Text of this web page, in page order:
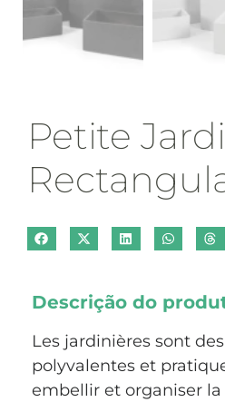
Petite
Descrição do
Les jardinières sont
polyvalentes et
embellir et organiser